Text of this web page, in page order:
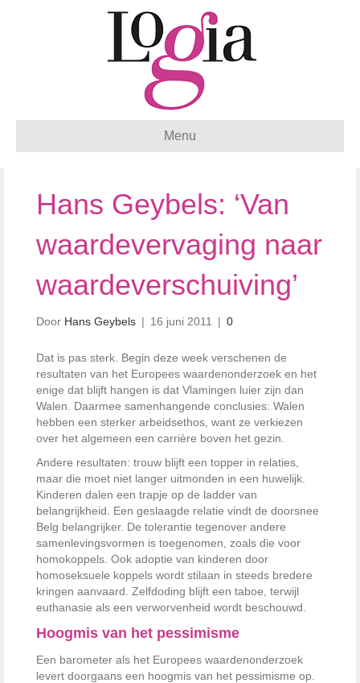
Menu
Hans Geybels: ‘Van
waardevervaging naar
waardeverschuiving’
Door Hans Geybels | 16 juni 2011 | 0
Dat is pas sterk. Begin deze week verschenen de
resultaten van het Europees waardenonderzoek en het
enige dat blijft hangen is dat Vlamingen luier zijn dan
Walen. Daarmee samenhangende conclusies: Walen
hebben een sterker arbeidsethos, want ze verkiezen
over het algemeen een carrière boven het gezin.
Andere resultaten: trouw blijft een topper in relaties,
maar die moet niet langer uitmonden in een huwelijk.
Kinderen dalen een trapje op de ladder van
belangrijkheid. Een geslaagde relatie vindt de doorsnee
Belg belangrijker. De tolerantie tegenover andere
samenlevingsvormen is toegenomen, zoals die voor
homokoppels. Ook adoptie van kinderen door
homoseksuele koppels wordt stilaan in steeds bredere
kringen aanvaard. Zelfdoding blijft een taboe, terwijl
euthanasie als een verworvenheid wordt beschouwd.
Hoogmis van het pessimisme
Een barometer als het Europees waardenonderzoek
levert doorgaans een hoogmis van het pessimisme op.